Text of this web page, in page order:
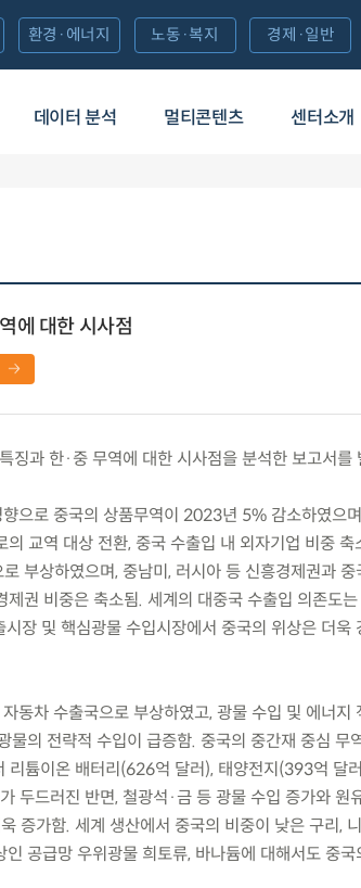
데이터 분석 멀티콘텐츠 센터소개
환경·에너지 노동·복지 경제·일반
에 대한 시사점
징과 한·중 무역에 대한 시사점을 분석한 보고서를
으로 중국의 상품무역이 2023년 5% 감소하였으
교역 대상 전환, 중국 수출입 내 외자기업 비중 축
부상하였으며, 중남미, 러시아 등 신흥경제권과 중
권 비중은 축소됨. 세계의 대중국 수출입 의존도
장 및 핵심광물 수입시장에서 중국의 위상은 더욱
동차 수출국으로 부상하였고, 광물 수입 및 에너지
물의 전략적 수입이 급증함. 중국의 중간재 중심 무
리튬이온 배터리(626억 달러), 태양전지(393억 달
두드러진 반면, 철광석·금 등 광물 수입 증가와 원
증가함. 세계 생산에서 중국의 비중이 낮은 구리,
공급망 우위광물 희토류, 바나듐에 대해서도 중국